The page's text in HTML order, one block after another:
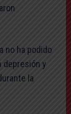
no ha podido
depresión y
la